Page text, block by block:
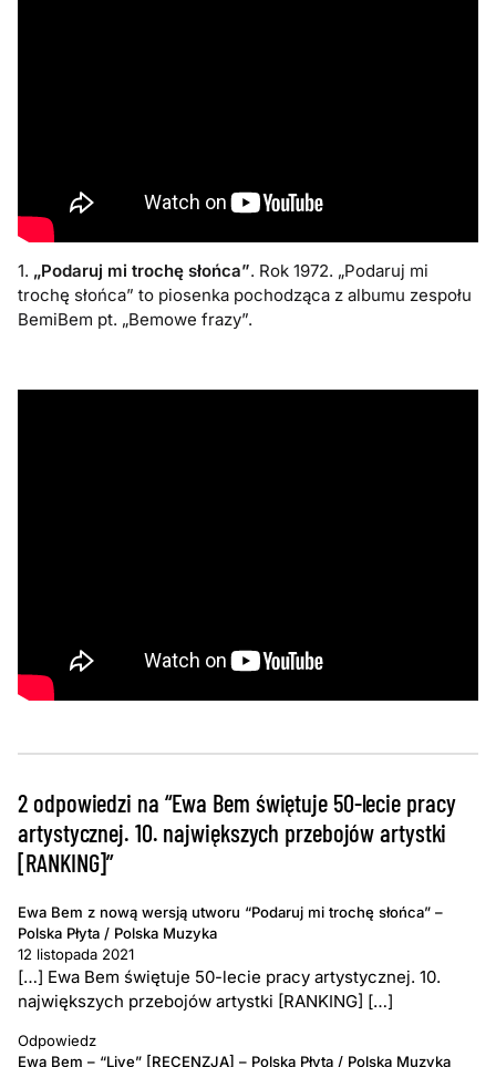
1. „Podaruj mi trochę słońca”. Rok 1972. „Podaruj mi
trochę słońca” to piosenka pochodząca z albumu zespołu
BemiBem pt. „Bemowe frazy”.
2 odpowiedzi na “Ewa Bem świętuje 50-lecie pracy
artystycznej. 10. największych przebojów artystki
[RANKING]”
Ewa Bem z nową wersją utworu “Podaruj mi trochę słońca” –
Polska Płyta / Polska Muzyka
12 listopada 2021
[…] Ewa Bem świętuje 50-lecie pracy artystycznej. 10.
największych przebojów artystki [RANKING] […]
Odpowiedz
Ewa Bem – “Live” [RECENZJA] – Polska Płyta / Polska Muzyka